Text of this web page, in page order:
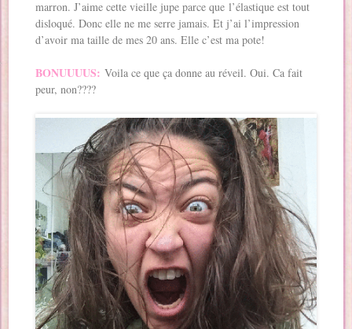
marron. J’aime cette vieille jupe parce que l’élastique est tout
disloqué. Donc elle ne me serre jamais. Et j’ai l’impression
d’avoir ma taille de mes 20 ans. Elle c’est ma pote!
BONUUUUS: Voila ce que ça donne au réveil. Oui. Ca fait
peur, non????